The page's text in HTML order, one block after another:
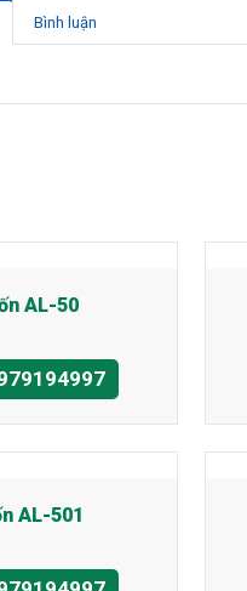
Bình luận
AL-50
AL-501